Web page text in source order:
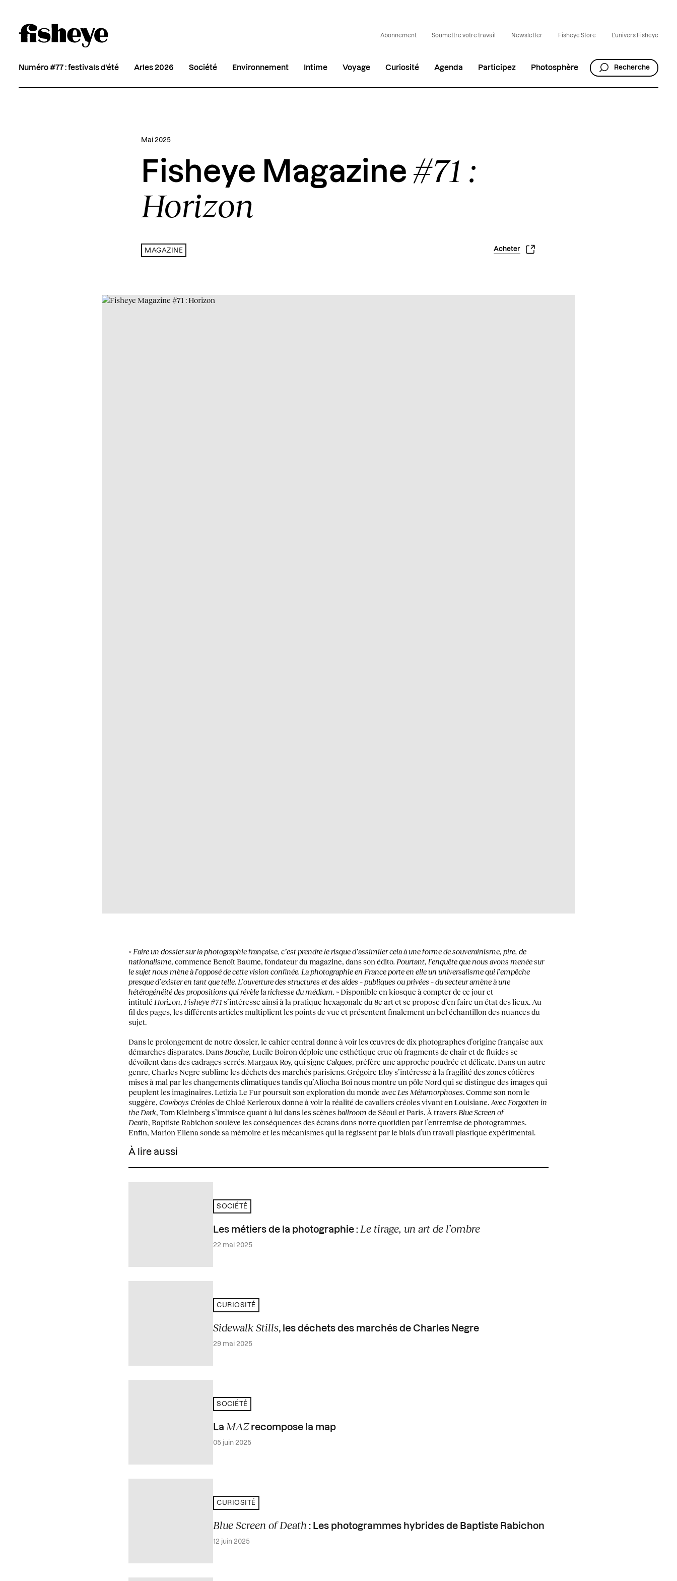
Abonnement Soumettre votre travail Newsletter Fisheye Store L'univers Fisheye
Numéro #77 : festivals d’été Arles 2026 Société Environnement Intime Voyage Curiosité Agenda Participez Photosphère Recherche
Mai 2025
Fisheye Magazine #71 :
Horizon
MAGAZINE Acheter
« Faire un dossier sur la photographie française, c’est prendre le risque d’assimiler cela à une forme de souverainisme, pire, de
nationalisme, commence Benoît Baume, fondateur du magazine, dans son édito. Pourtant, l’enquête que nous avons menée sur
le sujet nous mène à l’opposé de cette vision confinée. La photographie en France porte en elle un universalisme qui l’empêche
presque d’exister en tant que telle. L’ouverture des structures et des aides – publiques ou privées – du secteur amène à une
hétérogénéité des propositions qui révèle la richesse du médium. »Disponible en kiosque à compter de ce jour et
intitulé Horizon, Fisheye #71s’intéresse ainsi à la pratique hexagonale du 8e art et se propose d’en faire un état des lieux. Au
fil des pages, les différents articles multiplient les points de vue et présentent finalement un bel échantillon des nuances du
sujet.
Dans le prolongement de notre dossier, le cahier central donne à voir les œuvres de dix photographes d’origine française aux
démarches disparates. Dans Bouche, Lucile Boiron déploie une esthétique crue où fragments de chair et de fluides se
dévoilent dans des cadrages serrés. Margaux Roy, qui signeCalques, préfère une approche poudrée et délicate. Dans un autre
genre, Charles Negre sublime les déchets des marchés parisiens. Grégoire Eloy s’intéresse à la fragilité des zones côtières
mises à mal par les changements climatiques tandis qu’Aliocha Boi nous montre un pôle Nord qui se distingue des images qui
peuplent les imaginaires. Letizia Le Fur poursuit son exploration du monde avec Les Métamorphoses. Comme son nom le
suggère,Cowboys Créoles de Chloé Kerleroux donne à voir la réalité de cavaliers créoles vivant en Louisiane. Avec Forgotten in
the Dark, Tom Kleinberg s’immisce quant à lui dans les scènesballroom de Séoul et Paris. À travers Blue Screen of
Death, Baptiste Rabichon soulève les conséquences des écrans dans notre quotidien par l’entremise de photogrammes.
Enfin, Marion Ellena sonde sa mémoire et les mécanismes qui la régissent par le biais d’un travail plastique expérimental.
À lire aussi
SOCIÉTÉ
Les métiers de la photographie :Le tirage, un art de l’ombre
22 mai 2025
CURIOSITÉ
Sidewalk Stills, les déchets des marchés de Charles Negre
29 mai 2025
SOCIÉTÉ
LaMAZ recompose la map
05 juin 2025
CURIOSITÉ
Blue Screen of Death : Les photogrammes hybrides de Baptiste Rabichon
12 juin 2025